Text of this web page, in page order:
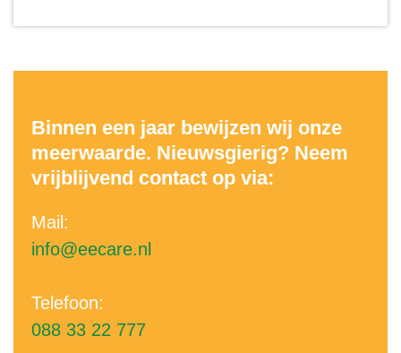
Binnen een jaar bewijzen wij onze
meerwaarde. Nieuwsgierig? Neem
vrijblijvend contact op via:
Mail:
info@eecare.nl
Telefoon:
088 33 22 777